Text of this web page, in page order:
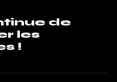
de
les
!